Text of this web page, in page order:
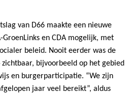
van D66 maakte een nieuwe
GroenLinks en CDA mogelijk, met
beleid. Nooit eerder was de
bijvoorbeeld op het gebied
en burgerparticipatie. “We zijn
jaar veel bereikt”, aldus